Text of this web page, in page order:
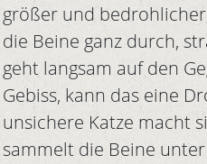
größer und
die Beine ganz durch,
geht langsam auf den
Gebiss, kann das eine
unsichere Katze macht
sammelt die Beine